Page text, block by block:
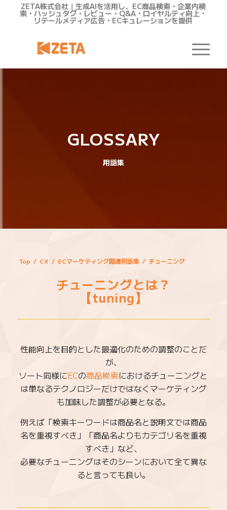
ZETA株式会社｜生成AIを活用し、EC商品検索・企業内検
索・ハッシュタグ・レビュー・Q&A・ロイヤルティ向上・
リテールメディア広告・ECキュレーションを提供
GLOSSARY
用語集
Top / CX / ECマーケティング関連用語集 / チューニング
チューニングとは？
【tuning】
性能向上を目的とした最適化のための調整のことだ
が、
ソート同様にECの商品検索におけるチューニングと
は単なるテクノロジーだけではなくマーケティング
も加味した調整が必要となる。
例えば「検索キーワードは商品名と説明文では商品
名を重視すべき」「商品名よりもカテゴリ名を重視
すべき」など、
必要なチューニングはそのシーンにおいて全て異な
ると言っても良い。